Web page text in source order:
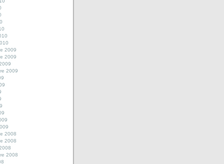
2009
2009
2009
2008
2008
2008